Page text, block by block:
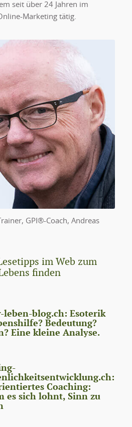
seit über 24 Jahren im
Marketing tätig.
GPI®-Coach, Andreas
im Web zum
finden
leben-blog.ch: Esoterik
Bedeutung?
Eine kleine Analyse.
Coaching:
es sich lohnt, Sinn zu